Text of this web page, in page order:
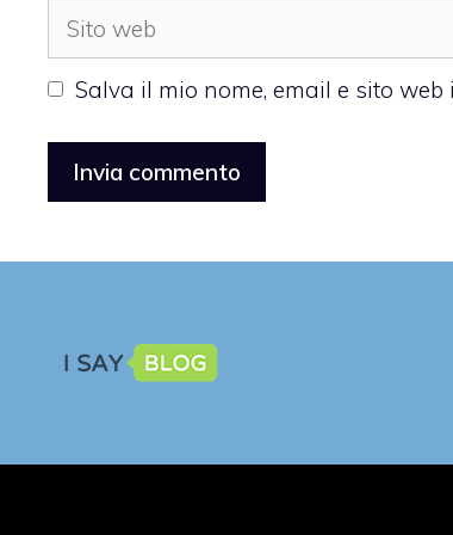
Sito
web
Salva il mio nome, email e sito